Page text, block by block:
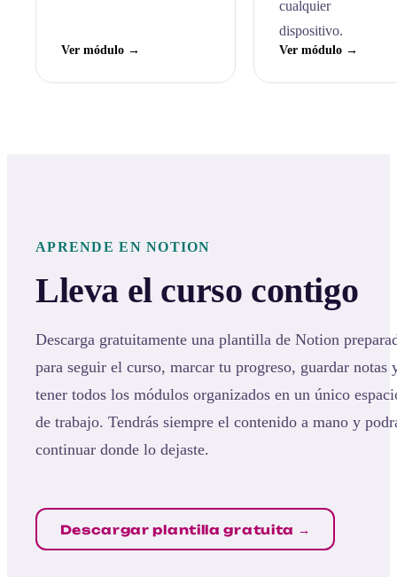
Ver módulo →
cualquier
dispositivo.
Ver módulo →
APRENDE EN NOTION
Lleva el curso contigo
Descarga gratuitamente una plantilla de Notion
para seguir el curso, marcar tu progreso, guardar notas
tener todos los módulos organizados en un único
de trabajo. Tendrás siempre el contenido a mano y
continuar donde lo dejaste.
Descargar plantilla gratuita →